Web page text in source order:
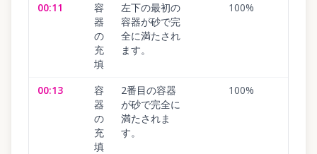
00:11
容
器
の
充
填
左下の最初の
容器が砂で完
全に満たされ
ます。
100%
00:13
容
器
の
充
填
2番目の容器
が砂で完全に
満たされま
す。
100%